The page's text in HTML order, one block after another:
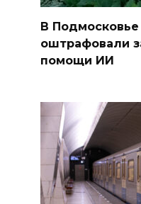
В
оштрафовали
помощи ИИ